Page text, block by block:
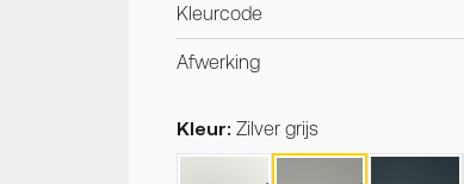
Kleurcode
Afwerking
Kleur: Zilver grijs